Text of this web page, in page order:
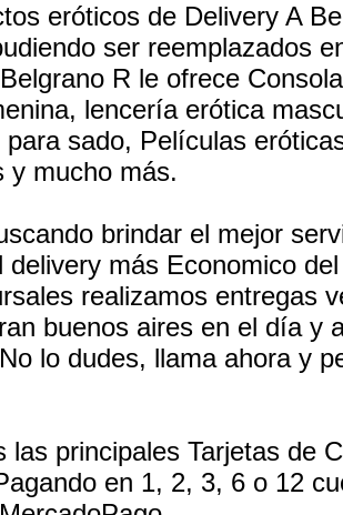
eróticos de Delivery A
ser reemplazados
R le ofrece
lencería erótica
para sado, Películas
y mucho más.
brindar el mejor
delivery más Economico
realizamos entregas
buenos aires en el día y
lo dudes, llama ahora y
las principales Tarjetas de
en 1, 2, 3, 6 o 12